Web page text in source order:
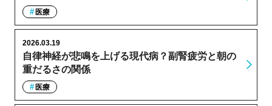
医療
自律神経が悲鳴を上げる現代病？副腎疲労と朝の
重だるさの関係
2026.03.19
医療